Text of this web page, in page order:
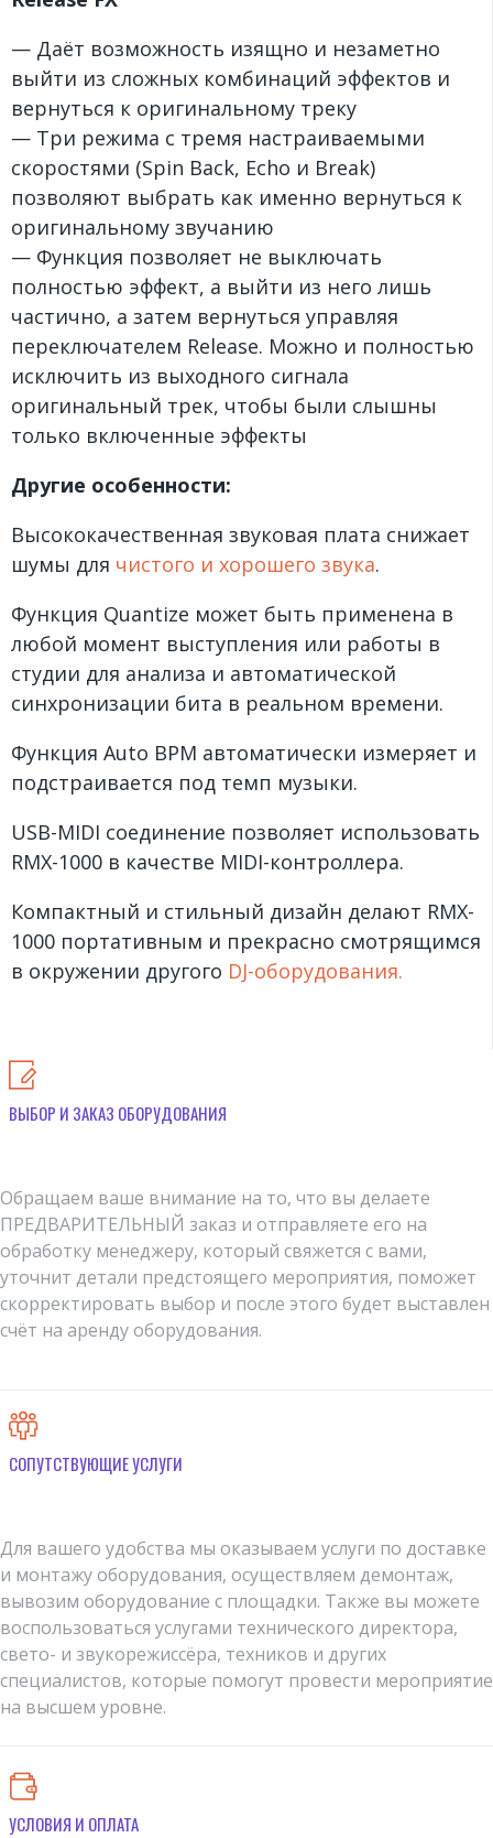
— Даёт возможность изящно и незаметно
выйти из сложных комбинаций эффектов и
вернуться к оригинальному треку
— Три режима с тремя настраиваемыми
скоростями (Spin Back, Echo и Break)
позволяют выбрать как именно вернуться к
оригинальному звучанию
— Функция позволяет не выключать
полностью эффект, а выйти из него лишь
частично, а затем вернуться управляя
переключателем Release. Можно и полностью
исключить из выходного сигнала
оригинальный трек, чтобы были слышны
только включенные эффекты
Другие особенности:
Высококачественная звуковая плата снижает
шумы для чистого и хорошего звука.
Функция Quantize может быть применена в
любой момент выступления или работы в
студии для анализа и автоматической
синхронизации бита в реальном времени.
Функция Auto BPM автоматически измеряет и
подстраивается под темп музыки.
USB-MIDI соединение позволяет использовать
RMX-1000 в качестве MIDI-контроллера.
Компактный и стильный дизайн делают RMX-
1000 портативным и прекрасно смотрящимся
в окружении другого DJ-оборудования.
ВЫБОР И ЗАКАЗ ОБОРУДОВАНИЯ
Обращаем ваше внимание на то, что вы делаете
ПРЕДВАРИТЕЛЬНЫЙ заказ и отправляете его на
обработку менеджеру, который свяжется с вами,
уточнит детали предстоящего мероприятия, поможет
скорректировать выбор и после этого будет выставлен
счёт на аренду оборудования.
СОПУТСТВУЮЩИЕ УСЛУГИ
Для вашего удобства мы оказываем услуги по доставке
и монтажу оборудования, осуществляем демонтаж,
вывозим оборудование с площадки. Также вы можете
воспользоваться услугами технического директора,
свето- и звукорежиссёра, техников и других
специалистов, которые помогут провести мероприятие
на высшем уровне.
УСЛОВИЯ И ОПЛАТА